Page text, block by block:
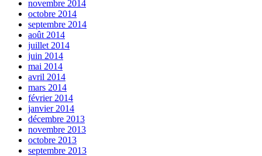
novembre 2014
octobre 2014
septembre 2014
août 2014
juillet 2014
juin 2014
mai 2014
avril 2014
mars 2014
février 2014
janvier 2014
décembre 2013
novembre 2013
octobre 2013
septembre 2013